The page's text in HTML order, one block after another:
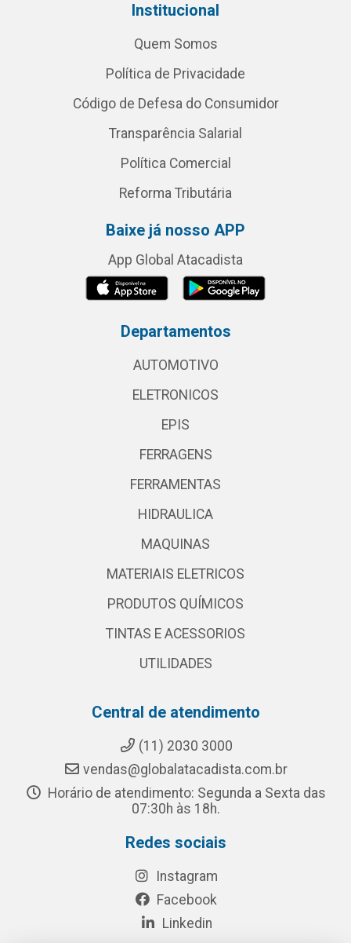
Institucional
Quem Somos
Política de Privacidade
Código de Defesa do Consumidor
Transparência Salarial
Política Comercial
Reforma Tributária
Baixe já nosso APP
App Global Atacadista
Departamentos
AUTOMOTIVO
ELETRONICOS
EPIS
FERRAGENS
FERRAMENTAS
HIDRAULICA
MAQUINAS
MATERIAIS ELETRICOS
PRODUTOS QUÍMICOS
TINTAS E ACESSORIOS
UTILIDADES
Central de atendimento
(11) 2030 3000
vendas@globalatacadista.com.br
Horário de atendimento: Segunda a Sexta das
07:30h às 18h.
Redes sociais
Instagram
Facebook
Linkedin